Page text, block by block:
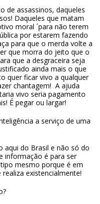
de assassinos, daqueles
Daqueles que matam
moral ´para não terem
por estarem fazendo
para que o merda volte a
que morra do jeito que o
que a desgraceira seja
ainda mais o que
quer ficar vivo a qualquer
chantagem! A ajuda
vivo seria pagamento
É pegar ou largar!
a serviço de uma
aqui do Brasil e não só do
informação é para ser
mesmo porque é em
existencialmente!